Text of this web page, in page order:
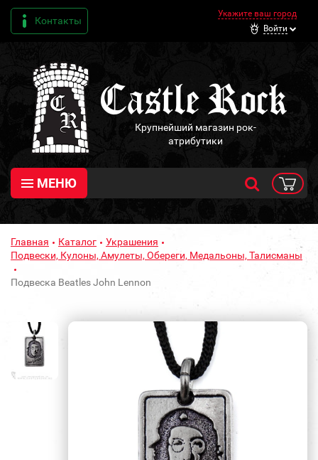
Контакты
Укажите ваш город
Войти
Крупнейший магазин рок-
атрибутики
МЕНЮ
Главная Каталог
Украшения
Подвески, Кулоны, Амулеты, Обереги, Медальоны, Талисманы
Подвеска Beatles John Lennon